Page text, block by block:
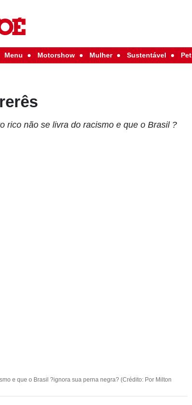
Menu Motorshow Mulher Sustentável Pet
rico não se livra do racismo e que o Brasil ?
e que o Brasil ?ignora sua perna negra? (Crédito: Por Milton